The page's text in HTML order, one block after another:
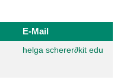
E-Mail
helga scherer∂kit edu